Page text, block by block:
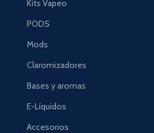
Kits Vapeo
PODS
Mods
Claromizadores
Bases y aromas
E-Líquidos
Accesorios